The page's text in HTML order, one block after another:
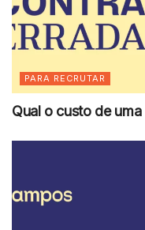
PARA RECRUTAR
Qual o custo de